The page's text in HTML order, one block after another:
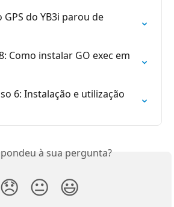
do YB3i parou de
Como instalar GO exec em
6: Instalação e utilização
à sua pergunta?
😞 😐 😃